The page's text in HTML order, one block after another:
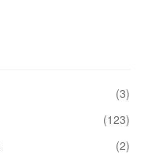
(3)
(123)
(2)